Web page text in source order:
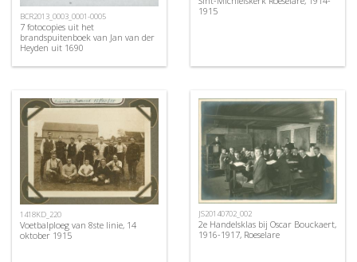
BCR2013_0003_0001-0005
7 fotocopies uit het
brandspuitenboek van Jan van der
Heyden uit 1690
1915
1418KD_220
Voetbalploeg van 8ste linie, 14
oktober 1915
JS20140702_002
2e Handelsklas bij Oscar Bouckaert,
1916-1917, Roeselare